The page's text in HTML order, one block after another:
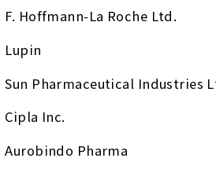
F. Hoffmann-La Roche Ltd.
Lupin
Sun Pharmaceutical Industries
Cipla Inc.
Aurobindo Pharma